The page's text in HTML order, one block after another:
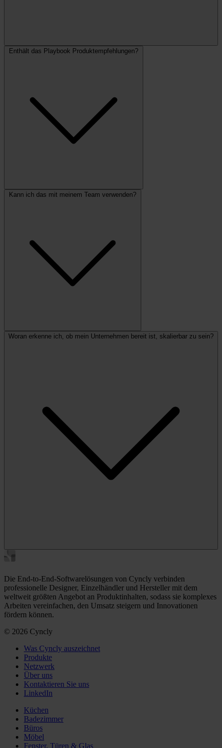
Enthält das Playbook Produktempfehlungen?
Kann ich das mit meinem Team verwenden?
Woran erkenne ich, ob mein Unternehmen bereit ist, skalierbar zu sein?
Die End-to-End-Softwarelösungen von Cyncly verbinden
professionelle Designer, Einzelhändler und Hersteller mit dem
weltweit größten Angebot an Produktinhalten, sodass sie komplexes
Arbeiten vereinfachen, den Umsatz steigern und Innovationen
fördern können.
© 2026 Cyncly
Was Cyncly auszeichnet
Produkte
Netzwerk
Über uns
Kontaktieren Sie uns
LinkedIn
Küchen
Badezimmer
Büros
Möbel
Fenster, Türen & Glas